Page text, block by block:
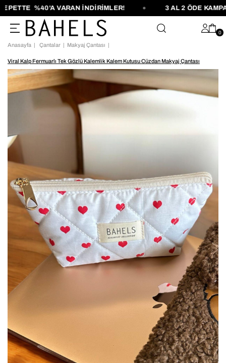
%40'A VARAN İNDİRİMLER! 3 AL 2 ÖDE
0
Anasayfa Çantalar Makyaj Çantası
Viral Kalp Fermuarlı Tek Gözlü Kalemlik Kalem Kutusu Cüzdan Makyaj Çantası